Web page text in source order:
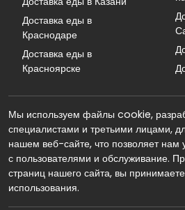
Доставка еды в
Краснодаре
Доставка еды в
Красноярске
Мы используем файлы cookie,
специалистами и третьими лицами,
нашем веб-сайте, что позволяет нам
с пользователями и обслуживание.
страниц нашего сайта, вы
использования.